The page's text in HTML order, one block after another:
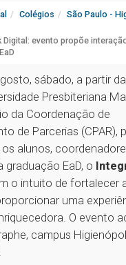
Colégios
São Paulo -
Digital: evento propõe
sábado, a partir
Presbiteriana
da Coordenação de
de Parcerias (CPAR),
alunos,
graduação EaD, o
o intuito de fortalecer
uma
O evento
campus